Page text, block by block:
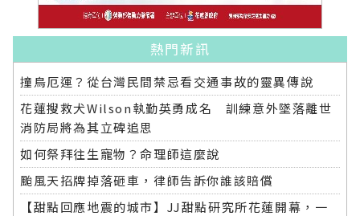
熱門新訊
撞鳥厄運？從台灣民間禁忌看交通事故的靈異傳說
花蓮搜救犬Wilson執勤英勇成名 訓練意外墜落離世
消防局將為其立碑追思
如何祭拜往生寵物？命理師這麼說
颱風天招牌掉落砸車，律師告訴你誰該賠償
【甜點回應地震的城市】JJ甜點研究所花蓮開幕，一